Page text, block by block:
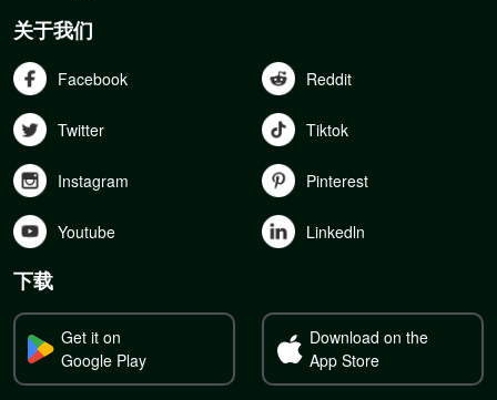
关于我们
Facebook Reddit
Twitter Tiktok
Instagram Pinterest
Youtube Linkedln
下载
Get it on
Google Play
Download on the
App Store